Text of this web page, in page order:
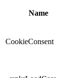
Name
CookieConsent